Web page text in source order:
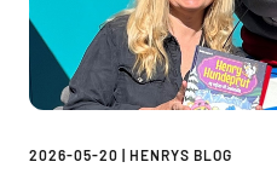
2026-05-20 HENRYS BLOG